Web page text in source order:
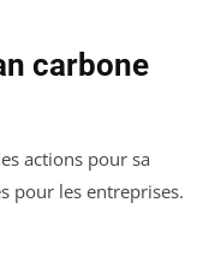
carbone
actions pour sa
pour les entreprises.